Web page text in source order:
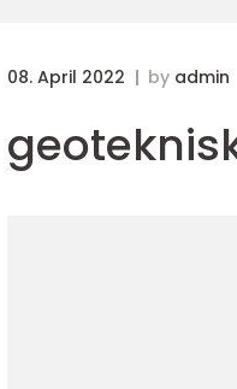
08. April 2022 by admin